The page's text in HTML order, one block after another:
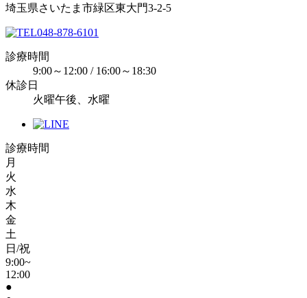
埼玉県さいたま市緑区東大門3-2-5
048-878-6101
診療時間
9:00～12:00 / 16:00～18:30
休診日
火曜午後、水曜
診療時間
月
火
水
木
金
土
日/祝
9:00~
12:00
●